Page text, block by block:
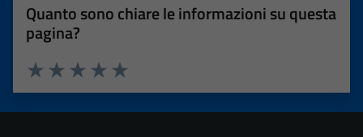
Quanto sono chiare le informazioni su questa
pagina?
Valuta 5 stelle su 5
Valuta 4 stelle su 5
Valuta 3 stelle su 5
Valuta 2 stelle su 5
Valuta 1 stelle su 5